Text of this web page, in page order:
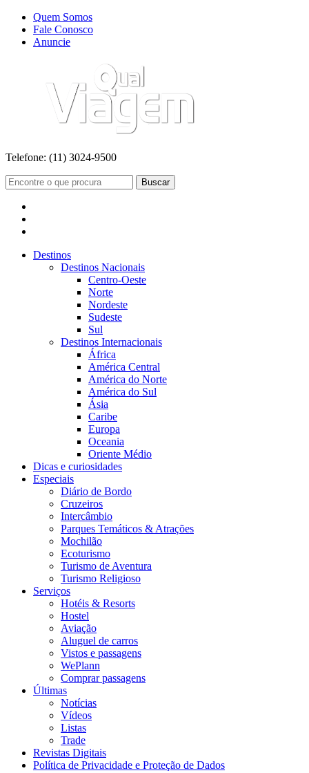
Quem Somos
Fale Conosco
Anuncie
Telefone: (11) 3024-9500
Buscar
Destinos
Destinos Nacionais
Centro-Oeste
Norte
Nordeste
Sudeste
Sul
Destinos Internacionais
África
América Central
América do Norte
América do Sul
Ásia
Caribe
Europa
Oceania
Oriente Médio
Dicas e curiosidades
Especiais
Diário de Bordo
Cruzeiros
Intercâmbio
Parques Temáticos & Atrações
Mochilão
Ecoturismo
Turismo de Aventura
Turismo Religioso
Serviços
Hotéis & Resorts
Hostel
Aviação
Aluguel de carros
Vistos e passagens
WePlann
Comprar passagens
Últimas
Notícias
Vídeos
Listas
Trade
Revistas Digitais
Política de Privacidade e Proteção de Dados